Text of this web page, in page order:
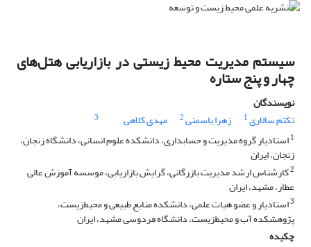
سیستم مدیریت محیط زیستی در بازاریابی هتل‌های
چهار و پنج ستاره
نویسندگان
تکتم سالاری1 زهرا یاسمنی2 مهدی کلاهی
3
1استادیار گروه مدیریت و حسابداری، دانشکده علوم انسانی، دانشگاه زنجان،
زنجان، ایران
2کارشناس ارشد مدیریت بازرگانی، گرایش بازاریابی، موسسه آموزش عالی
عطار، مشهد، ایران
3استادیار و عضو هیات علمی، دانشکده منابع طبیعی و محیط‌زیست،
پژوهشکده آب و محیط‌زیست، دانشگاه فردوسی مشهد، ایران
چکیده